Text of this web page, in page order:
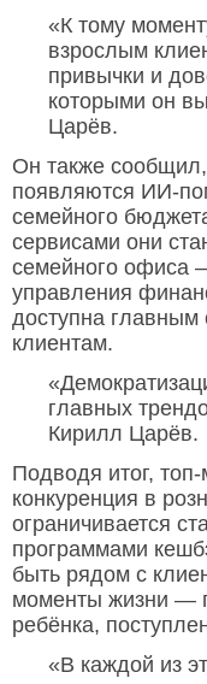
«К тому
взрослым
привычки и
которыми он
Царёв.
Он также
появляются ИИ-
семейного
сервисами они
семейного офиса
управления
доступна главным
клиентам.
главных
Кирилл Царёв.
Подводя итог,
конкуренция в
ограничивается
программами
быть рядом с
моменты жизни —
ребёнка,
«В каждой из